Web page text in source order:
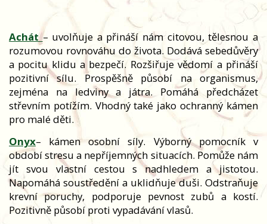
Achát– uvolňuje a přináší nám citovou, tělesnou a
rozumovou rovnováhu do života. Dodává sebedůvěry
a pocitu klidu a bezpečí. Rozšiřuje vědomí a přináší
pozitivní sílu. Prospěšně působí na organismus,
zejména na ledviny a játra. Pomáhá předcházet
střevním potížím. Vhodný také jako ochranný kámen
pro malé děti.
Onyx– kámen osobní síly. Výborný pomocník v
období stresu a nepříjemných situacích. Pomůže nám
jít svou vlastní cestou s nadhledem a jistotou.
Napomáhá soustředění a uklidňuje duši. Odstraňuje
krevní poruchy, podporuje pevnost zubů a kostí.
Pozitivně působí proti vypadávání vlasů.